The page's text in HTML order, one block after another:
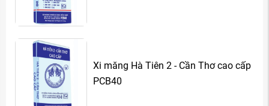
Xi măng Hà Tiên 2 - Cần Thơ cao cấp
PCB40